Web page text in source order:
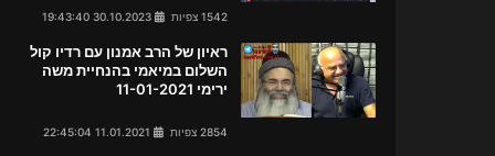
1542 צפיות
ראיון של הרב אמנון עם רדיו קול
השלום במיאמי בהנחיית משה
ירימי 11-01-2021
2854 צפיות